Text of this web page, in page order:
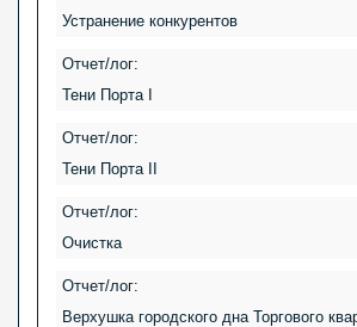
Устранение конкурентов
Отчет/лог:
Тени Порта I
Отчет/лог:
Тени Порта II
Отчет/лог:
Очистка
Отчет/лог:
Верхушка городского дна Торгового